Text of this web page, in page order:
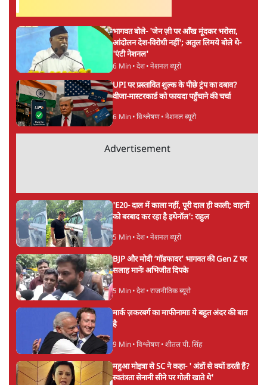
भागवत बोले- 'जेन ज़ी पर आँख मूंदकर भरोसा,
आंदोलन देश-विरोधी नहीं'; अतुल लिमये बोले थे-
'एंटी नेशनल'
6 Min• देश• नेशनल ब्यूरो
UPI पर प्रस्तावित शुल्क के पीछे ट्रंप का दबाव?
वीजा-मास्टरकार्ड को फायदा पहुँचाने की चर्चा
6 Min• विश्लेषण• नेशनल ब्यूरो
Advertisement
'E20- दाल में काला नहीं, पूरी दाल ही काली; वाहनों
को बरबाद कर रहा है इथेनॉल': राहुल
5 Min• देश• नेशनल ब्यूरो
BJP और मोदी ‘गॉडफादर’ भागवत की Gen Z पर
सलाह मानेंः अभिजीत दिपके
5 Min• देश• राजनीतिक ब्यूरो
मार्क ज़करबर्ग का माफीनामाः ये बहुत अंदर की बात
है
9 Min• विश्लेषण• शीतल पी. सिंह
महुआ मोइत्रा से SC ने कहा- ' अंडों से क्यों डरती हैं?
स्वतंत्रता सेनानी सीने पर गोली खाते थे'